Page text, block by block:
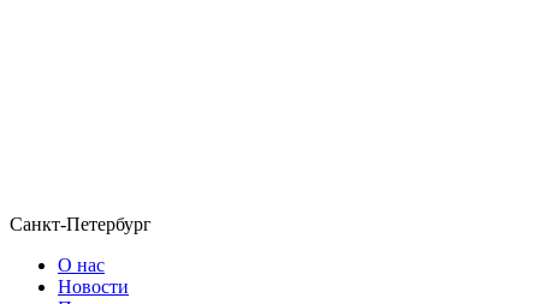
Санкт-Петербург
О нас
Новости